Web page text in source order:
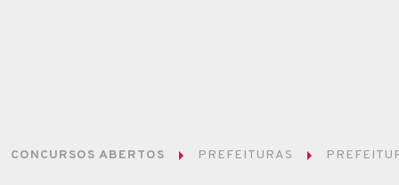
CONCURSOS ABERTOS PREFEITURAS